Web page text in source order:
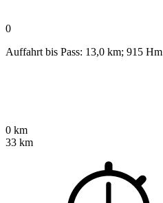
0
Auffahrt bis Pass: 13,0 km; 915 Hm
0 km
33 km